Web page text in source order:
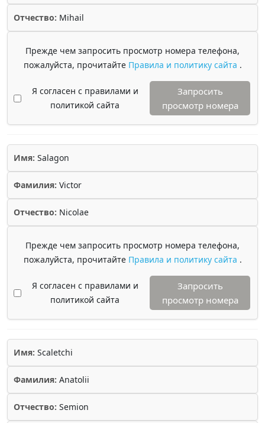
Отчество: Mihail
Прежде чем запросить просмотр номера телефона,
пожалуйста, прочитайте Правила и политику сайта .
Я согласен с правилами и
политикой сайта
Запросить
просмотр номера
Имя: Salagon
Фамилия: Victor
Отчество: Nicolae
Прежде чем запросить просмотр номера телефона,
пожалуйста, прочитайте Правила и политику сайта .
Я согласен с правилами и
политикой сайта
Запросить
просмотр номера
Имя: Scaletchi
Фамилия: Anatolii
Отчество: Semion